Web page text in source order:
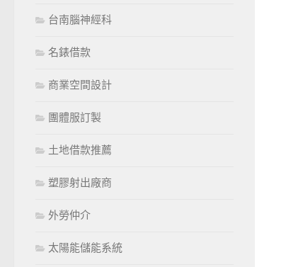
台南腦神經科
名錶借款
商業空間設計
團體服訂製
土地借款推薦
塑膠射出廠商
外勞仲介
太陽能儲能系統